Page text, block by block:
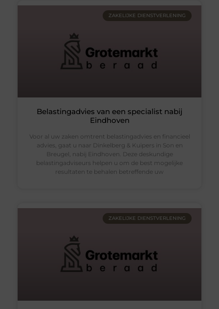
ZAKELIJKE DIENSTVERLENING
Belastingadvies van een specialist nabij
Eindhoven
Voor al uw zaken omtrent belastingadvies en financieel
advies, gaat u naar Dinkelberg & Kuipers in Son en
Breugel, nabij Eindhoven. Deze deskundige
belastingadviseurs helpen u om de best mogelijke
resultaten te behalen betreffende uw
ZAKELIJKE DIENSTVERLENING